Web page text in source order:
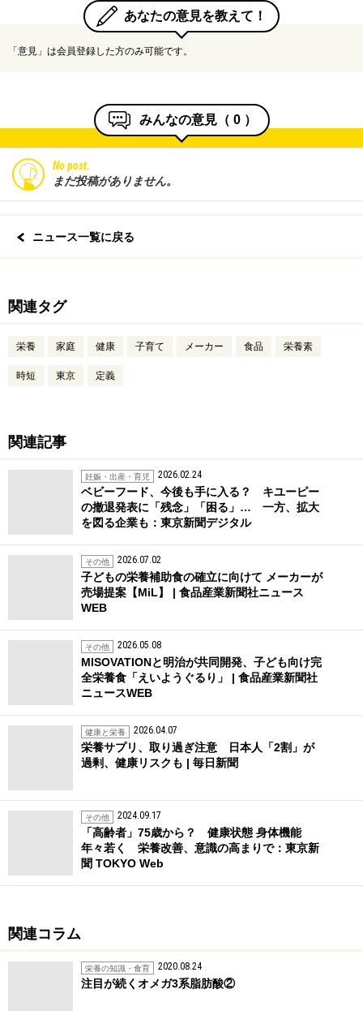
あなたの意見を教えて！
「意見」は会員登録した方のみ可能です。
みんなの意見（ 0 ）
No post.
まだ投稿がありません。
ニュース一覧に戻る
関連タグ
栄養 家庭 健康 子育て メーカー 食品 栄養素
時短 東京 定義
関連記事
妊娠・出産・育児 2026.02.24
ベビーフード、今後も手に入る？ キユーピー
の撤退発表に「残念」「困る」… 一方、拡大
を図る企業も：東京新聞デジタル
その他 2026.07.02
子どもの栄養補助食の確立に向けて メーカーが
売場提案【MiL】 | 食品産業新聞社ニュース
WEB
その他 2026.05.08
MISOVATIONと明治が共同開発、子ども向け完
全栄養食「えいようぐるり」 | 食品産業新聞社
ニュースWEB
健康と栄養 2026.04.07
栄養サプリ、取り過ぎ注意 日本人「2割」が
過剰、健康リスクも | 毎日新聞
その他 2024.09.17
「高齢者」75歳から？ 健康状態 身体機能
年々若く 栄養改善、意識の高まりで：東京新
聞 TOKYO Web
関連コラム
栄養の知識・食育 2020.08.24
注目が続くオメガ3系脂肪酸②